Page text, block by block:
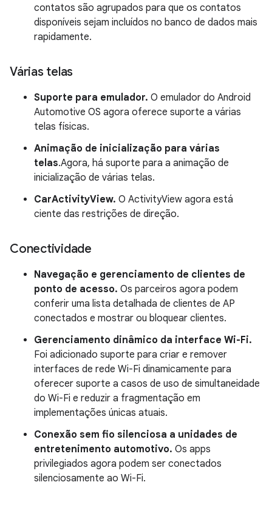
contatos são agrupados para que os contatos
disponíveis sejam incluídos no banco de dados mais
rapidamente.
Várias telas
Suporte para emulador. O emulador do Android
Automotive OS agora oferece suporte a várias
telas físicas.
Animação de inicialização para várias
telas.Agora, há suporte para a animação de
inicialização de várias telas.
CarActivityView. O ActivityView agora está
ciente das restrições de direção.
Conectividade
Navegação e gerenciamento de clientes de
ponto de acesso. Os parceiros agora podem
conferir uma lista detalhada de clientes de AP
conectados e mostrar ou bloquear clientes.
Gerenciamento dinâmico da interface Wi-Fi.
Foi adicionado suporte para criar e remover
interfaces de rede Wi-Fi dinamicamente para
oferecer suporte a casos de uso de simultaneidade
do Wi-Fi e reduzir a fragmentação em
implementações únicas atuais.
Conexão sem fio silenciosa a unidades de
entretenimento automotivo. Os apps
privilegiados agora podem ser conectados
silenciosamente ao Wi-Fi.